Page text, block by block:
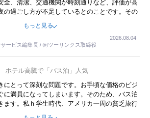
全、清潔、交通機関が時刻通りなど、評価が高
の過ごし方が不足しているとのことです。その
にこのようなイベントが行われれば、日本人に
も楽しみが増えるでしょうね。
もっと見る
ービス編集長 / ㈱ツーリンクス取締役
2026.08.04
ホテル高騰で「バス泊」人気
にとって深刻な問題です。お手頃な価格のビジ
に満員になってしまいます。そのため、バス泊
ます。私ｈ学生時代、アメリカ一周の貧乏旅行
レイハウンドバスでした。夕方から夜の便を利